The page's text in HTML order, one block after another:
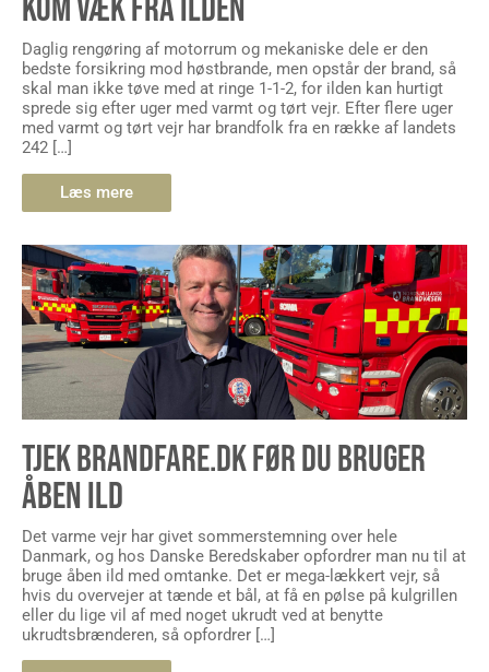
Daglig rengøring af motorrum og mekaniske dele er den
skal man ikke tøve med at ringe 1-1-2, for ilden kan hurtigt
sprede sig efter uger med varmt og tørt vejr. Efter flere uger
med varmt og tørt vejr har brandfolk fra en række af landets
242 […]
Læs mere
TJEK BRANDFARE.DK FØR DU BRUGER
ÅBEN ILD
Det varme vejr har givet sommerstemning over hele
bruge åben ild med omtanke. Det er mega-lækkert vejr, så
hvis du overvejer at tænde et bål, at få en pølse på kulgrillen
eller du lige vil af med noget ukrudt ved at benytte
ukrudtsbrænderen, så opfordrer […]
Læs mere